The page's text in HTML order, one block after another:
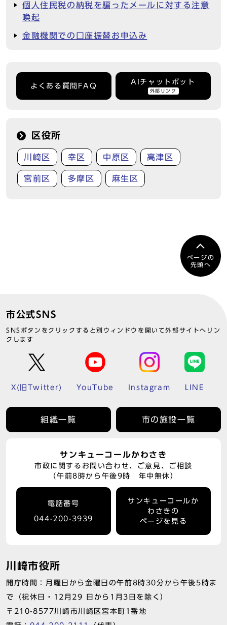
個人住民税の納税を騙ったメールに対する注意
喚起
金融機関での口座振替お申込み
よくある質問FAQ
AIチャットボット
外部リンク
区役所
川崎区 幸区 中原区 高津区
宮前区 多摩区 麻生区
ページの
先頭へ
市公式SNS
SNSボタンをクリックすると別ウィンドウを開いて外部サイトへリン
クします
X(旧Twitter) YouTube Instagram LINE
組織一覧 市の施設一覧
サンキューコールかわさき
市政に関するお問い合わせ、ご意見、ご相談
（午前8時から午後9時 年中無休）
電話番号
044-200-3939
サンキューコールか
わさきの
ページを見る
川崎市役所
開庁時間：月曜日から金曜日の午前8時30分から午後5時ま
で（祝休日・12月29 日から1月3日を除く）
〒210-8577川崎市川崎区宮本町1番地